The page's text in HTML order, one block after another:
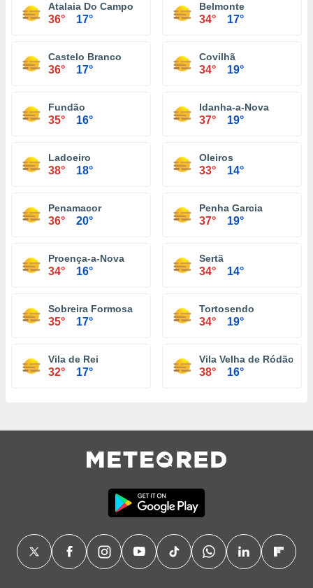
Atalaia Do Campo
36° 17°
Belmonte
34° 17°
Castelo Branco
36° 17°
Covilhã
34° 19°
Fundão
35° 16°
Idanha-a-Nova
37° 19°
Ladoeiro
38° 18°
Oleiros
33° 14°
Penamacor
36° 20°
Penha Garcia
37° 19°
Proença-a-Nova
34° 16°
Sertã
34° 14°
Sobreira Formosa
35° 17°
Tortosendo
34° 19°
Vila de Rei
32° 17°
Vila Velha de Ródão
38° 16°